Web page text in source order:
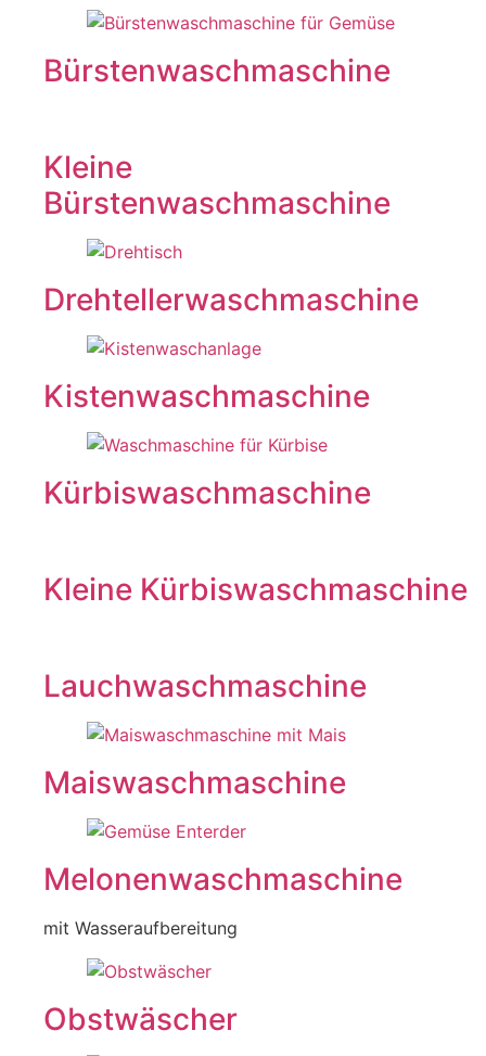
Bürstenwaschmaschine
Kleine
Bürstenwaschmaschine
Drehtellerwaschmaschine
Kistenwaschmaschine
Kürbiswaschmaschine
Kleine Kürbiswaschmaschine
Lauchwaschmaschine
Maiswaschmaschine
Melonenwaschmaschine
mit Wasseraufbereitung
Obstwäscher